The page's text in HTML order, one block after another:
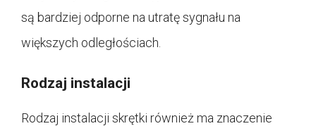
są bardziej odporne na utratę sygnału na
większych odległościach.
Rodzaj instalacji
Rodzaj instalacji skrętki również ma znaczenie